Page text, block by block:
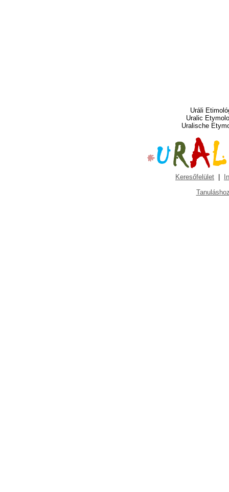
Uráli
Uralic
Uralische
Keresőfelület